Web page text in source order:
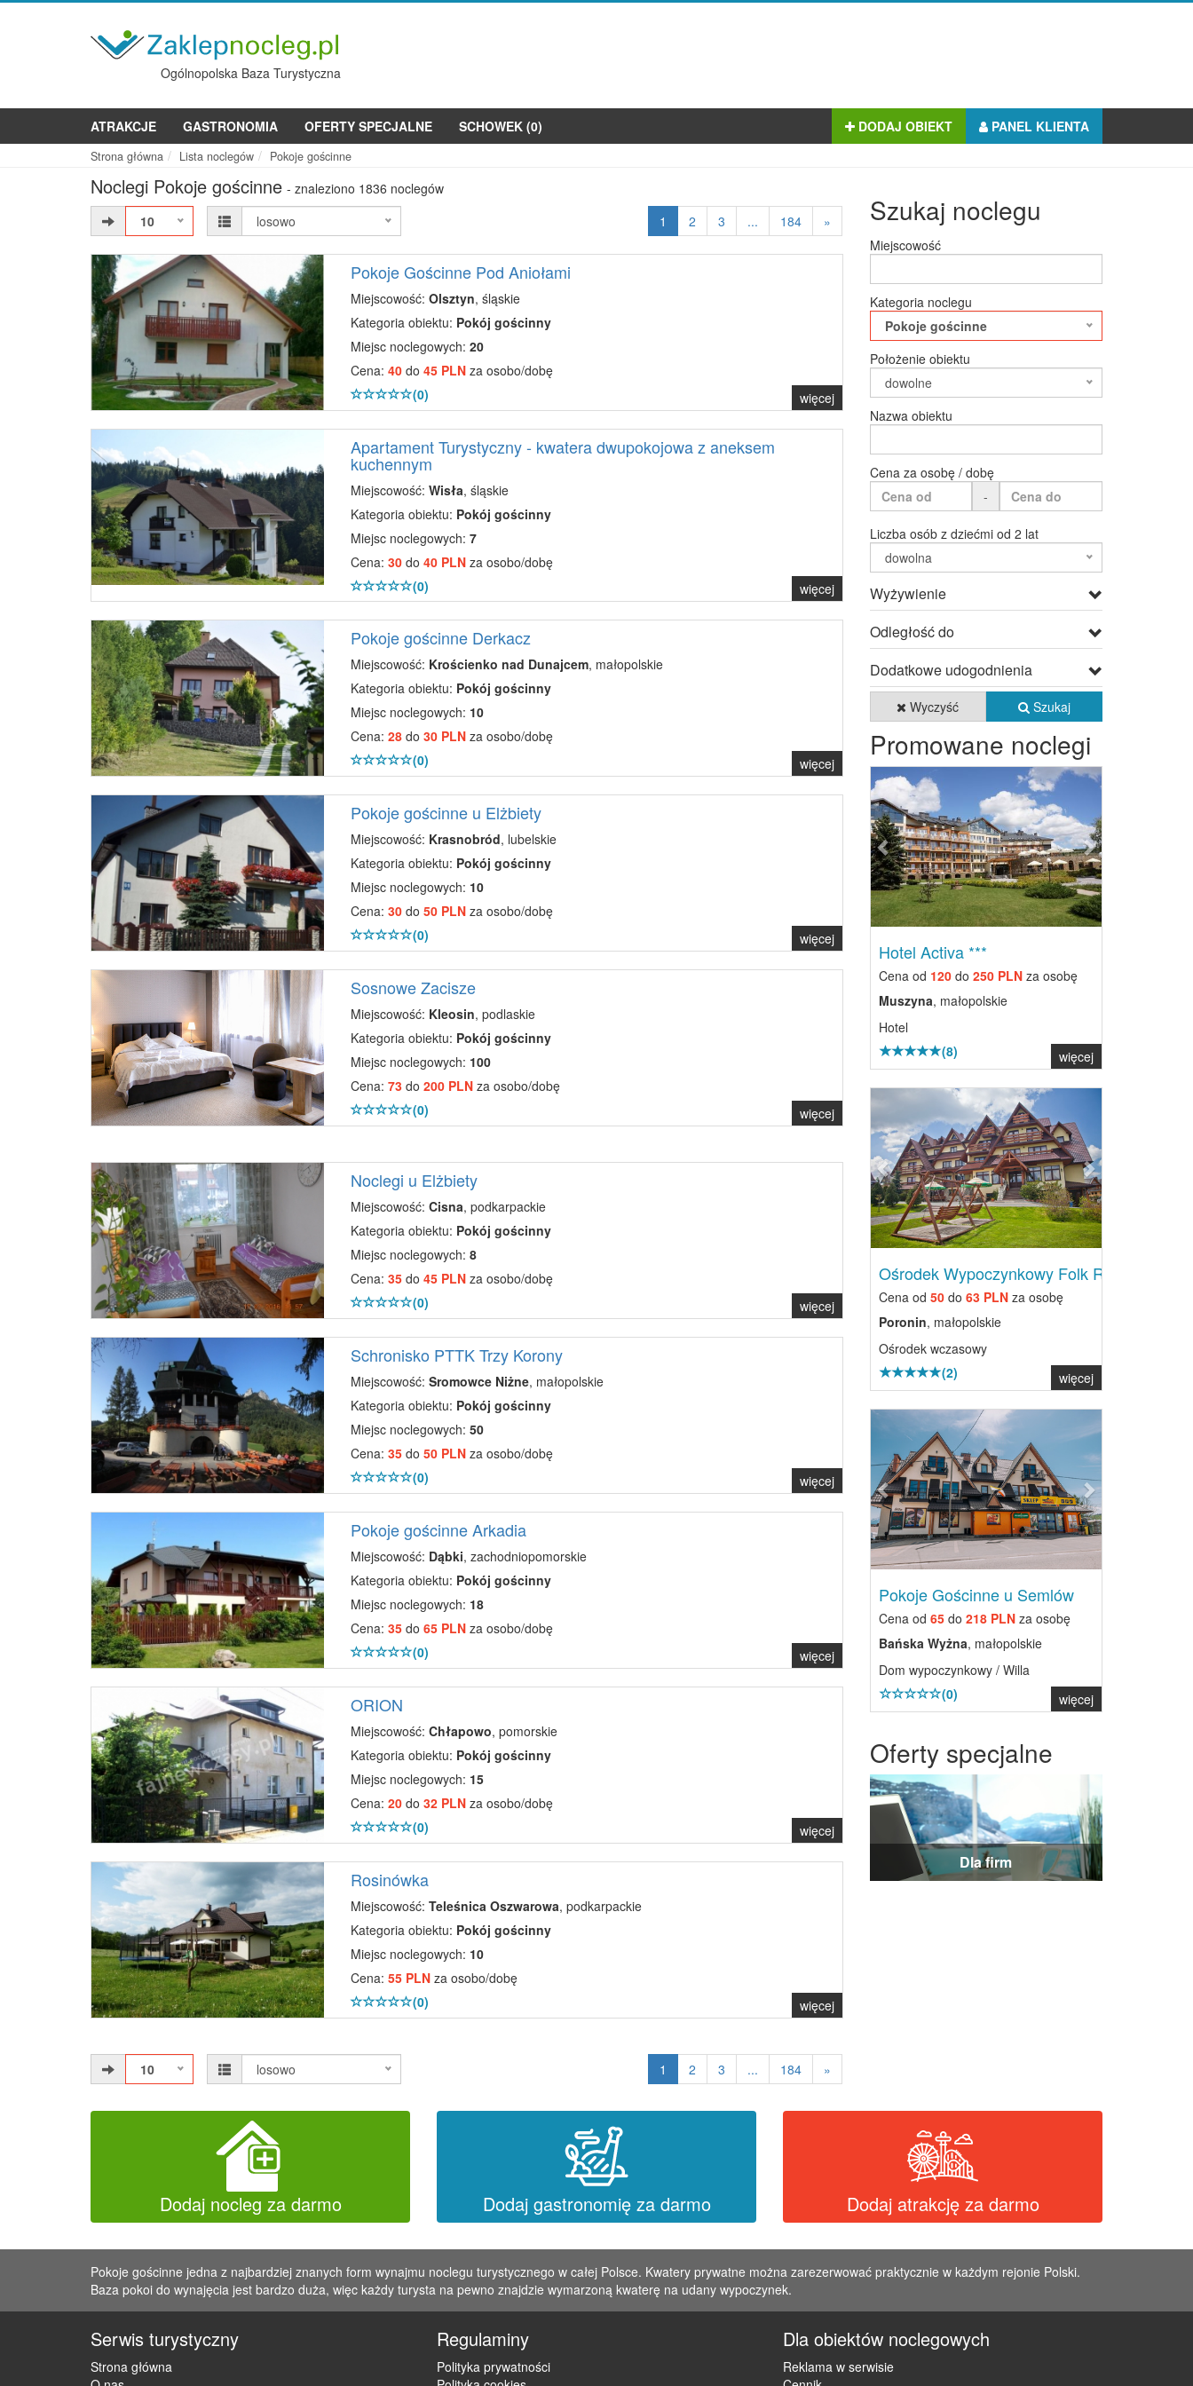
Ogólnopolska Baza Turystyczna
ATRAKCJE GASTRONOMIA OFERTY SPECJALNE SCHOWEK (0) DODAJ OBIEKT PANEL KLIENTA
Strona główna Lista noclegów Pokoje gościnne
Noclegi Pokoje gościnne - znaleziono 1836 noclegów
10
losowo 1 2 3 ... 184 »
Pokoje Gościnne Pod Aniołami
Miejscowość: Olsztyn, śląskie
Kategoria obiektu: Pokój gościnny
Miejsc noclegowych: 20
Cena: 40do 45 PLNza osobo/dobę
(0)
więcej
Apartament Turystyczny - kwatera dwupokojowa z aneksem
kuchennym
Miejscowość: Wisła, śląskie
Kategoria obiektu: Pokój gościnny
Miejsc noclegowych: 7
Cena: 30do 40 PLNza osobo/dobę
(0)
więcej
Pokoje gościnne Derkacz
Miejscowość: Krościenko nad Dunajcem, małopolskie
Kategoria obiektu: Pokój gościnny
Miejsc noclegowych: 10
Cena: 28do 30 PLNza osobo/dobę
(0)
więcej
Pokoje gościnne u Elżbiety
Miejscowość: Krasnobród, lubelskie
Kategoria obiektu: Pokój gościnny
Miejsc noclegowych: 10
Cena: 30do 50 PLNza osobo/dobę
(0)
więcej
Sosnowe Zacisze
Miejscowość: Kleosin, podlaskie
Kategoria obiektu: Pokój gościnny
Miejsc noclegowych: 100
Cena: 73do 200 PLNza osobo/dobę
(0)
więcej
Noclegi u Elżbiety
Miejscowość: Cisna, podkarpackie
Kategoria obiektu: Pokój gościnny
Miejsc noclegowych: 8
Cena: 35do 45 PLNza osobo/dobę
(0)
więcej
Schronisko PTTK Trzy Korony
Miejscowość: Sromowce Niżne, małopolskie
Kategoria obiektu: Pokój gościnny
Miejsc noclegowych: 50
Cena: 35do 50 PLNza osobo/dobę
(0)
więcej
Pokoje gościnne Arkadia
Miejscowość: Dąbki, zachodniopomorskie
Kategoria obiektu: Pokój gościnny
Miejsc noclegowych: 18
Cena: 35do 65 PLNza osobo/dobę
(0)
więcej
ORION
Miejscowość: Chłapowo, pomorskie
Kategoria obiektu: Pokój gościnny
Miejsc noclegowych: 15
Cena: 20do 32 PLNza osobo/dobę
(0)
więcej
Rosinówka
Miejscowość: Teleśnica Oszwarowa, podkarpackie
Kategoria obiektu: Pokój gościnny
Miejsc noclegowych: 10
Cena: 55 PLNza osobo/dobę
(0)
więcej
10 losowo 1 2 3 ... 184 »
Szukaj noclegu
Miejscowość
Kategoria noclegu
Pokoje gościnne
Położenie obiektu
dowolne
Nazwa obiektu
Cena za osobę / dobę
-
Liczba osób z dziećmi od 2 lat
dowolna
Wyżywienie
Odległość do
Dodatkowe udogodnienia
Wyczyść Szukaj
Promowane noclegi
Previous Next
Hotel Activa ***
Cena od 120do 250 PLNza osobę
Muszyna, małopolskie
Hotel
(8)
więcej
Previous
Ośrodek Wypoczynkowy Folk Res...
Cena od 50do 63 PLNza osobę
Poronin, małopolskie
Ośrodek wczasowy
(2)
więcej
Previous Next
Pokoje Gościnne u Semlów
Cena od 65do 218 PLNza osobę
Bańska Wyżna, małopolskie
Dom wypoczynkowy / Willa
(0)
więcej
Oferty specjalne
Dla firm
Dodaj nocleg za darmo Dodaj gastronomię za darmo Dodaj atrakcję za darmo
Pokoje gościnne jedna z najbardziej znanych form wynajmu noclegu turystycznego w całej Polsce. Kwatery prywatne można zarezerwować praktycznie w każdym rejonie Polski.
Baza pokoi do wynajęcia jest bardzo duża, więc każdy turysta na pewno znajdzie wymarzoną kwaterę na udany wypoczynek.
Serwis turystyczny
Strona główna
Regulaminy
Polityka prywatności
Dla obiektów noclegowych
Reklama w serwisie